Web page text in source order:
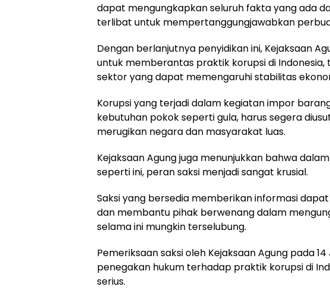
dapat mengungkapkan seluruh fakta yang ada
terlibat untuk mempertanggungjawabkan
Dengan berlanjutnya penyidikan ini, Kejaksaan
untuk memberantas praktik korupsi di
sektor yang dapat memengaruhi stabilitas
Korupsi yang terjadi dalam kegiatan impor
kebutuhan pokok seperti gula, harus segera
merugikan negara dan masyarakat luas.
Kejaksaan Agung juga menunjukkan bahwa
seperti ini, peran saksi menjadi sangat krusial.
Saksi yang bersedia memberikan informasi
dan membantu pihak berwenang dalam
selama ini mungkin terselubung.
Pemeriksaan saksi oleh Kejaksaan Agung pada
penegakan hukum terhadap praktik korupsi di
serius.